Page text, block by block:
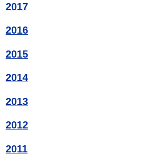
2017
2016
2015
2014
2013
2012
2011